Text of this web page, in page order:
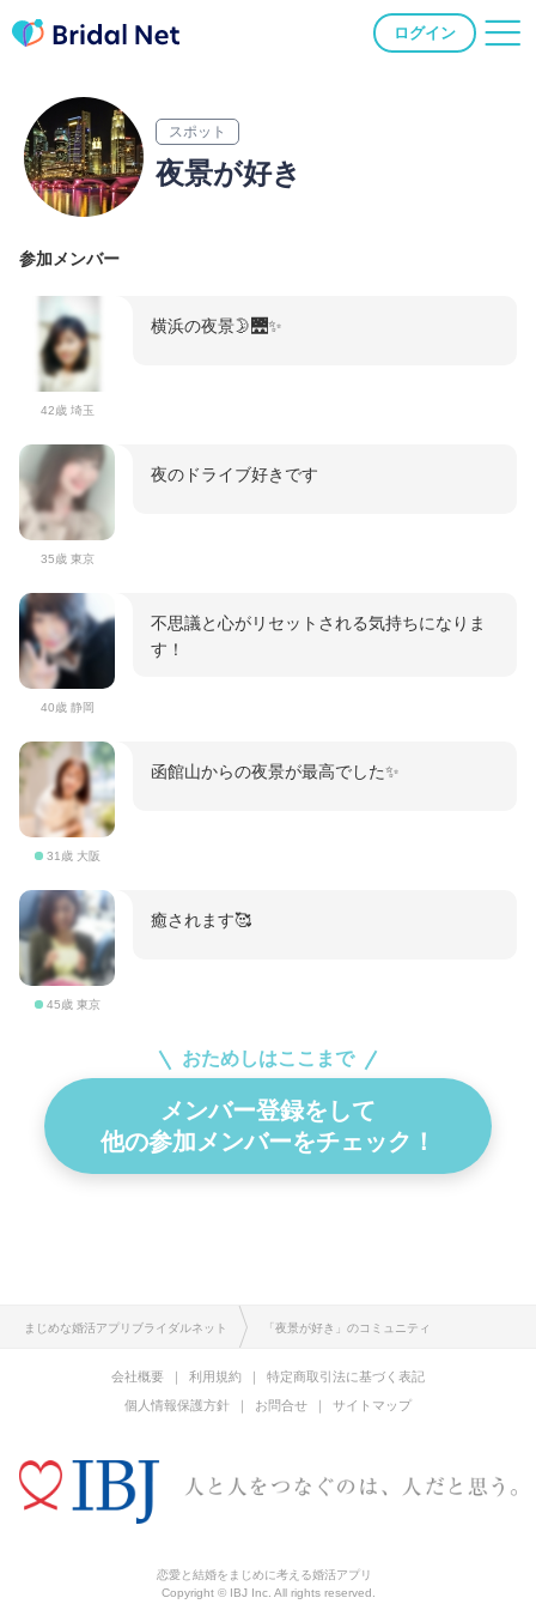
ログイン
スポット
夜景が好き
参加メンバー
42歳 埼玉
横浜の夜景🌛🌉✨
35歳 東京
夜のドライブ好きです
40歳 静岡
不思議と心がリセットされる気持ちになりま
す！
31歳 大阪
函館山からの夜景が最高でした✨
45歳 東京
癒されます🥰
おためしはここまで
メンバー登録をして
他の参加メンバーをチェック！
まじめな婚活アプリブライダルネット 「夜景が好き」のコミュニティ
会社概要 利用規約
特定商取引法に基づく表記
個人情報保護方針
お問合せ サイトマップ
恋愛と結婚をまじめに考える婚活アプリ
Copyright © IBJ Inc. All rights reserved.